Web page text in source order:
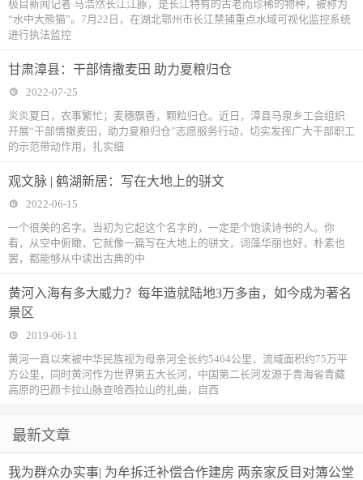
极目新闻记者 马浩然长江江豚，是长江特有的古老而珍稀的物种，被称为
“水中大熊猫”。7月22日，在湖北鄂州市长江禁捕重点水域可视化监控系统
进行执法监控
甘肃漳县：干部情撒麦田 助力夏粮归仓
2022-07-25
炎炎夏日，农事繁忙；麦穗飘香，颗粒归仓。近日，漳县马泉乡工会组织
开展“干部情撒麦田，助力夏粮归仓”志愿服务行动，切实发挥广大干部职工
的示范带动作用，扎实细
观文脉 | 鹤湖新居：写在大地上的骈文
2022-06-15
一个很美的名字。当初为它起这个名字的，一定是个饱读诗书的人。你
看，从空中俯瞰，它就像一篇写在大地上的骈文，词藻华丽也好，朴素也
罢，都能够从中读出古典的中
黄河入海有多大威力？每年造就陆地3万多亩，如今成为著名
景区
2019-06-11
黄河一直以来被中华民族视为母亲河全长约5464公里，流域面积约75万平
方公里，同时黄河作为世界第五大长河，中国第二长河发源于青海省青藏
高原的巴颜卡拉山脉查哈西拉山的扎曲，自西
最新文章
我为群众办实事| 为牟拆迁补偿合作建房 两亲家反目对簿公堂